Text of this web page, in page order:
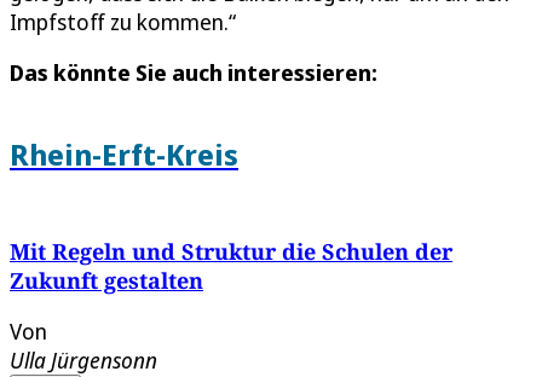
Impfstoff zu kommen.“
Das könnte Sie auch interessieren:
Rhein-Erft-Kreis
Mit Regeln und Struktur die Schulen der
Zukunft gestalten
Von
Ulla Jürgensonn